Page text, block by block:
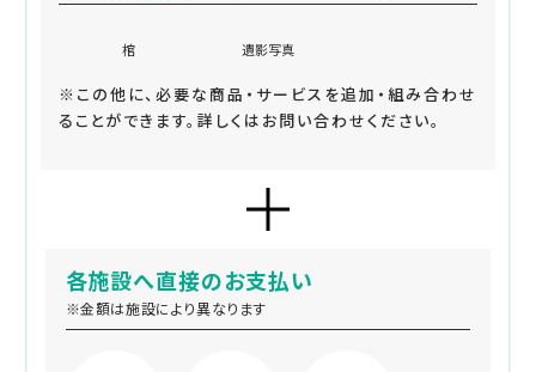
棺 遺影写真
※この他に、必要な商品・サービスを追加・組み合わせ
ることができます。詳しくはお問い合わせください。
各施設へ直接のお支払い
※金額は施設により異なります